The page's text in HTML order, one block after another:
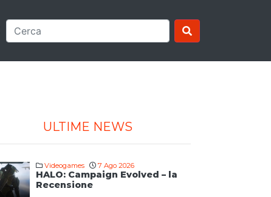
ULTIME NEWS
Videogames 7 Ago 2026
HALO: Campaign Evolved – la
Recensione